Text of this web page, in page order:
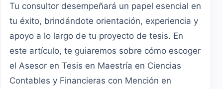
Tu consultor desempeñará un papel esencial en
tu éxito, brindándote orientación, experiencia y
apoyo a lo largo de tu proyecto de tesis. En
este artículo, te guiaremos sobre cómo escoger
el Asesor en Tesis en Maestría en Ciencias
Contables y Financieras con Mención en